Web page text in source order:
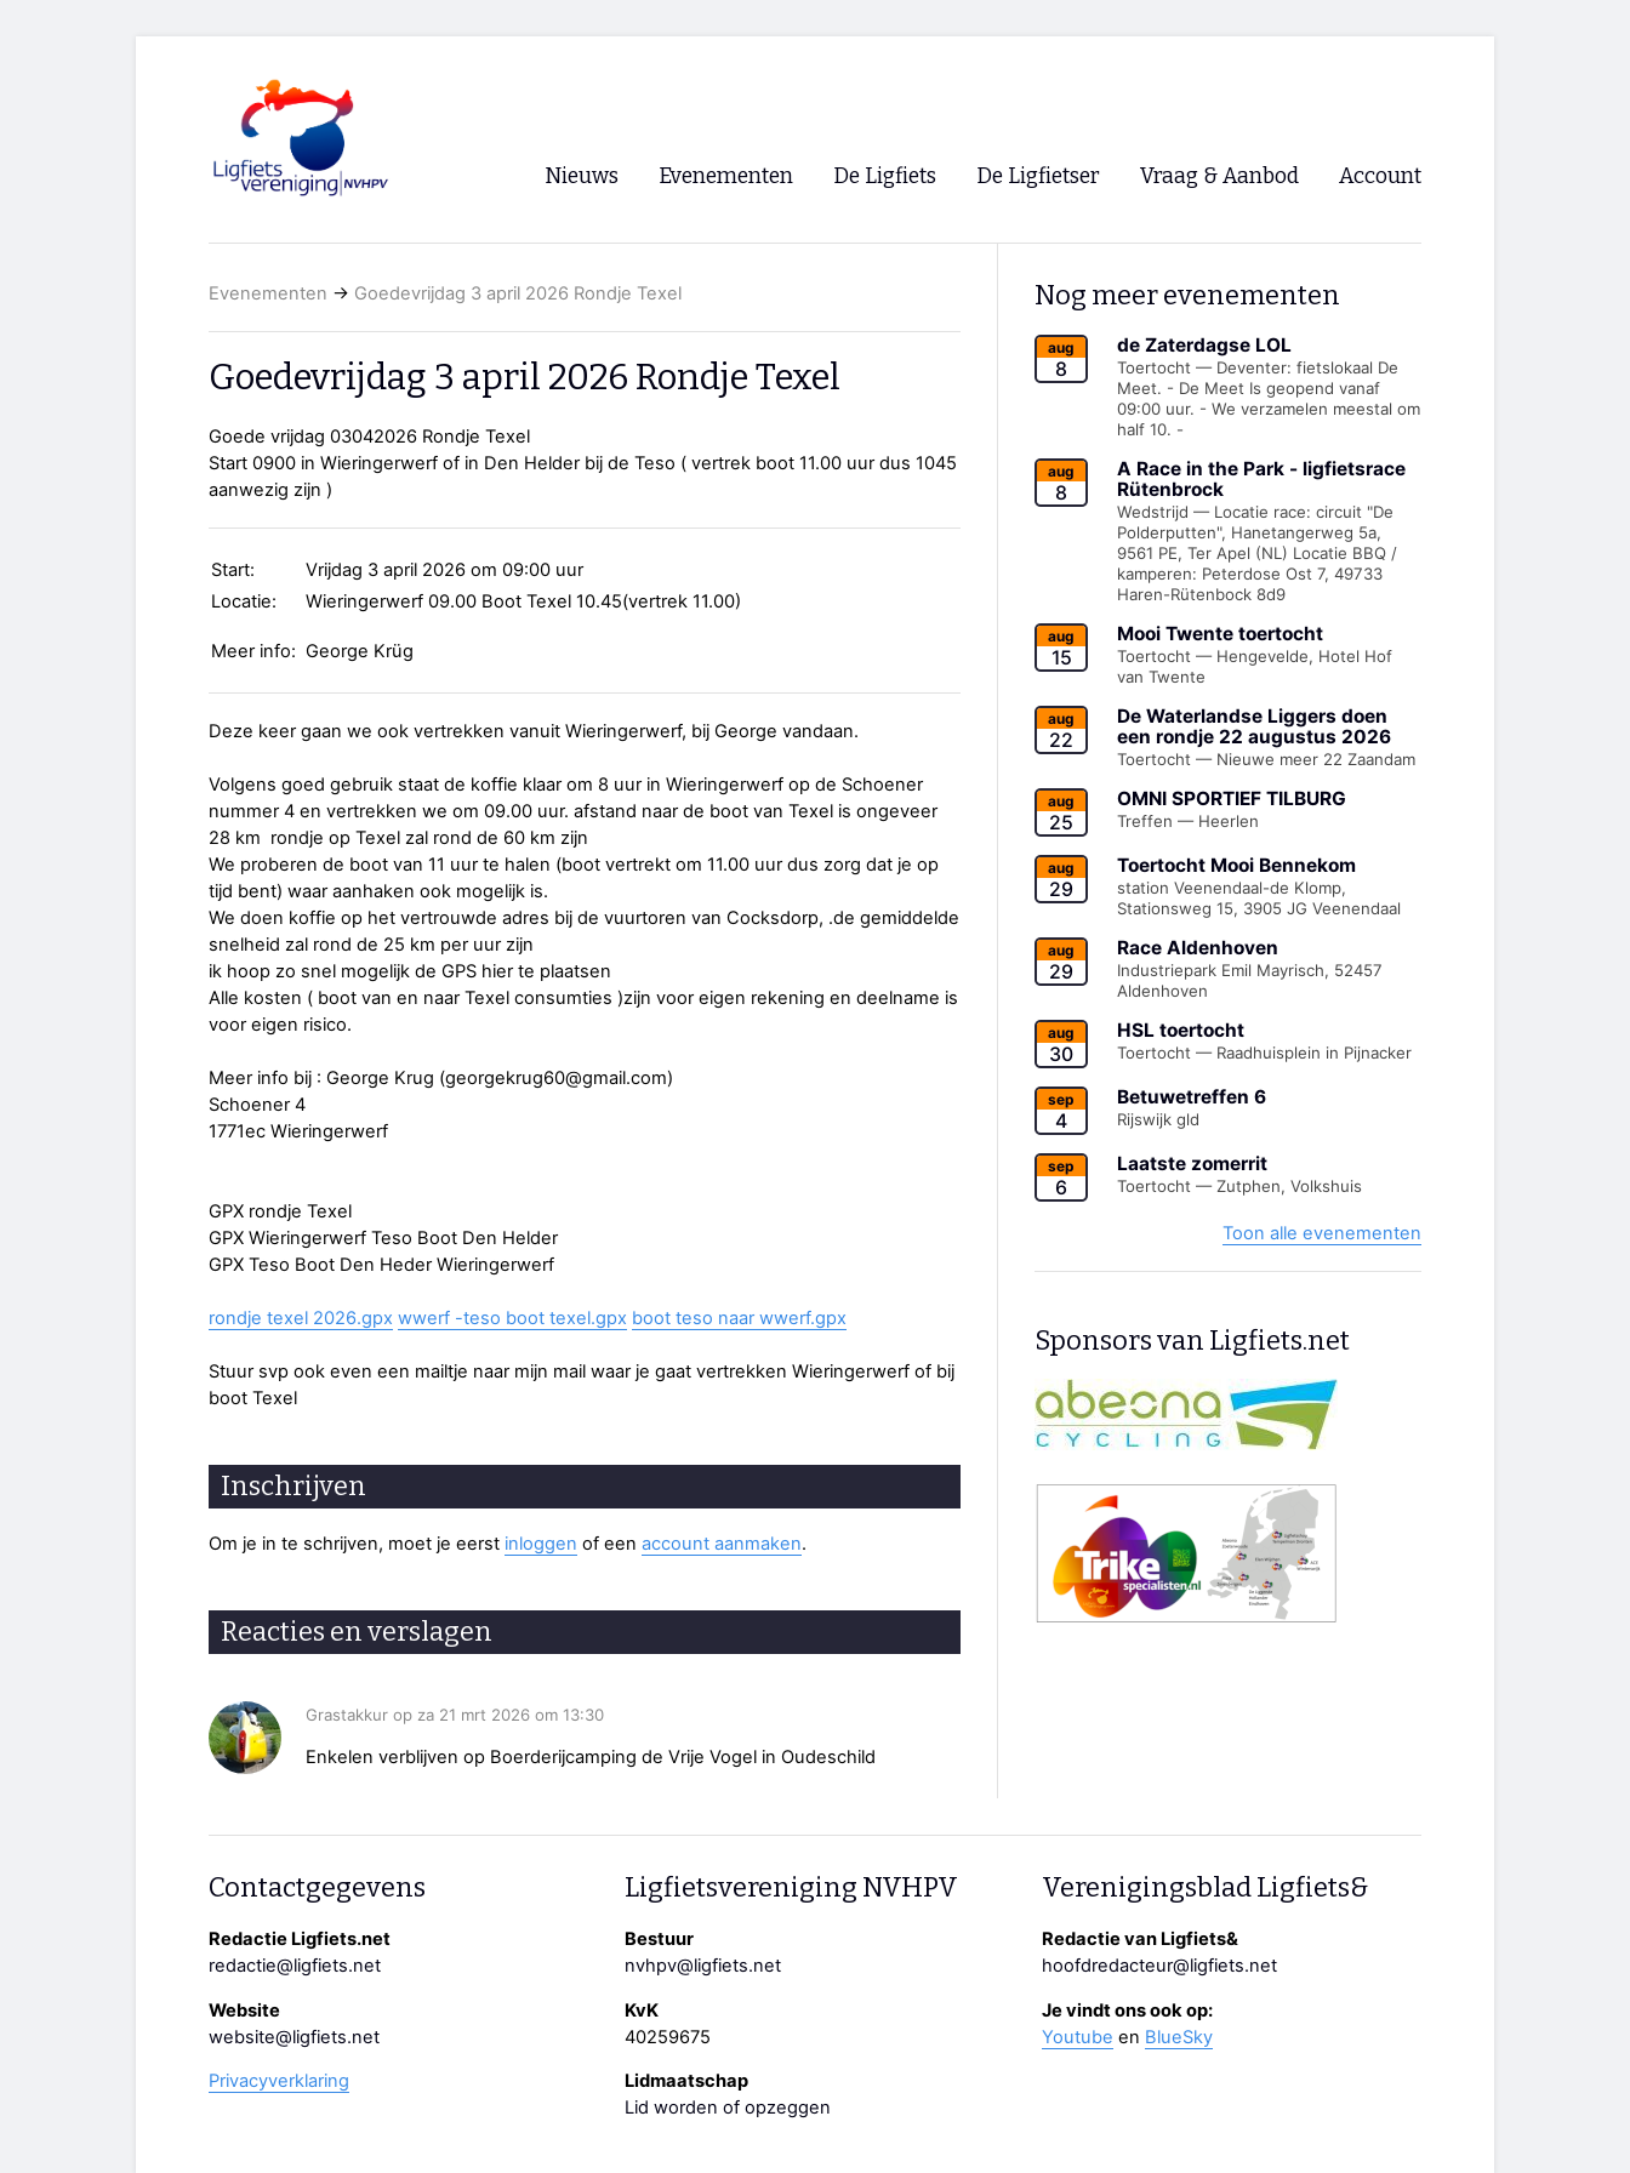
Nieuws
RSS
Evenementen
WK Ligfietsen 2026
CycleVision
De Ligfiets De Ligfietser
Ligfietsvereninging NVHPV
Lokale Fietsverenigingen
EHPVA & EuSupino 🡺
Forum ligfietsers.nl 🡺
Vraag & Aanbod Account
Registreren
Evenementen → Goedevrijdag 3 april 2026 Rondje Texel
Goedevrijdag 3 april 2026 Rondje Texel
Goede vrijdag 03042026 Rondje Texel
Start 0900 in Wieringerwerf of in Den Helder bij de Teso ( vertrek boot 11.00 uur dus 1045
aanwezig zijn )
Start:
Vrijdag 3 april 2026 om 09:00 uur
Locatie:
Wieringerwerf 09.00 Boot Texel 10.45(vertrek 11.00)
Meer info: George Krüg
Deze keer gaan we ook vertrekken vanuit Wieringerwerf, bij George vandaan.
Volgens goed gebruik staat de koffie klaar om 8 uur in Wieringerwerf op de Schoener
nummer 4 en vertrekken we om 09.00 uur. afstand naar de boot van Texel is ongeveer
28 km rondje op Texel zal rond de 60 km zijn
We proberen de boot van 11 uur te halen (boot vertrekt om 11.00 uur dus zorg dat je op
tijd bent) waar aanhaken ook mogelijk is.
We doen koffie op het vertrouwde adres bij de vuurtoren van Cocksdorp, .de gemiddelde
snelheid zal rond de 25 km per uur zijn
ik hoop zo snel mogelijk de GPS hier te plaatsen
Alle kosten ( boot van en naar Texel consumties )zijn voor eigen rekening en deelname is
voor eigen risico.
Meer info bij : George Krug (georgekrug60@gmail.com)
Schoener 4
1771ec Wieringerwerf
GPX rondje Texel
GPX Wieringerwerf Teso Boot Den Helder
GPX Teso Boot Den Heder Wieringerwerf
rondje texel 2026.gpx wwerf -teso boot texel.gpx boot teso naar wwerf.gpx
Stuur svp ook even een mailtje naar mijn mail waar je gaat vertrekken Wieringerwerf of bij
boot Texel
Inschrijven
Om je in te schrijven, moet je eerst inloggen of een account aanmaken.
Reacties en verslagen
Grastakkur op za 21 mrt 2026 om 13:30
Enkelen verblijven op Boerderijcamping de Vrije Vogel in Oudeschild
Nog meer evenementen
aug
8
de Zaterdagse LOL
Toertocht — Deventer: fietslokaal De
Meet. - De Meet Is geopend vanaf
09:00 uur. - We verzamelen meestal om
half 10. -
aug
8
A Race in the Park - ligfietsrace
Rütenbrock
Wedstrijd — Locatie race: circuit "De
Polderputten", Hanetangerweg 5a,
9561 PE, Ter Apel (NL) Locatie BBQ /
kamperen: Peterdose Ost 7, 49733
Haren-Rütenbock 8d9
aug
15
Mooi Twente toertocht
Toertocht — Hengevelde, Hotel Hof
van Twente
aug
22
De Waterlandse Liggers doen
een rondje 22 augustus 2026
Toertocht — Nieuwe meer 22 Zaandam
aug
25
OMNI SPORTIEF TILBURG
Treffen — Heerlen
aug
29
Toertocht Mooi Bennekom
station Veenendaal-de Klomp,
Stationsweg 15, 3905 JG Veenendaal
aug
29
Race Aldenhoven
Industriepark Emil Mayrisch, 52457
Aldenhoven
aug
30
HSL toertocht
Toertocht — Raadhuisplein in Pijnacker
sep
4
Betuwetreffen 6
Rijswijk gld
sep
6
Laatste zomerrit
Toertocht — Zutphen, Volkshuis
Toon alle evenementen
Sponsors van Ligfiets.net
Contactgegevens
Redactie Ligfiets.net
redactie@ligfiets.net
Website
website@ligfiets.net
Privacyverklaring
Ligfietsvereniging NVHPV
Bestuur
nvhpv@ligfiets.net
KvK
40259675
Lidmaatschap
Lid worden of opzeggen
Verenigingsblad Ligfiets&
Redactie van Ligfiets&
hoofdredacteur@ligfiets.net
Je vindt ons ook op:
Youtube en BlueSky